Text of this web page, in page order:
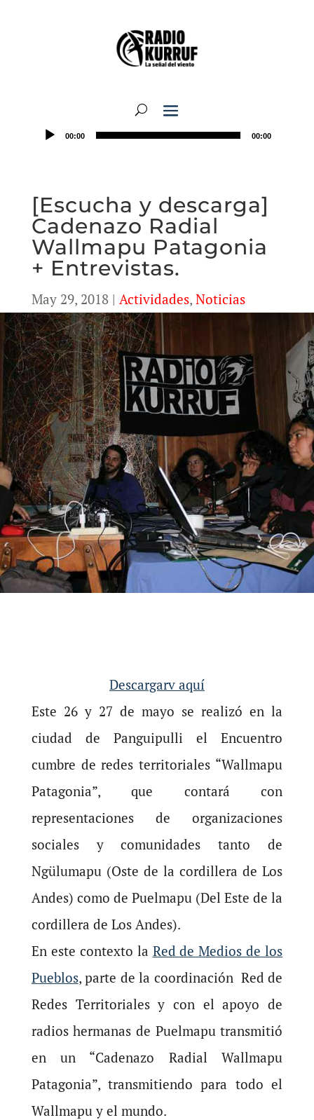
00:00 00:00
[Escucha y descarga]
Cadenazo Radial
Wallmapu Patagonia
+ Entrevistas.
May 29, 2018| Actividades, Noticias
Descargarv aquí
Este 26 y 27 de mayo se realizó en la
ciudad de Panguipulli el Encuentro
cumbre de redes territoriales “Wallmapu
Patagonia”, que contará con
representaciones de organizaciones
sociales y comunidades tanto de
Ngülumapu (Oste de la cordillera de Los
Andes) como de Puelmapu (Del Este de la
cordillera de Los Andes).
En este contexto la Red de Medios de los
Pueblos, parte de la coordinación Red de
Redes Territoriales y con el apoyo de
radios hermanas de Puelmapu transmitió
en un “Cadenazo Radial Wallmapu
Patagonia”, transmitiendo para todo el
Wallmapu y el mundo.